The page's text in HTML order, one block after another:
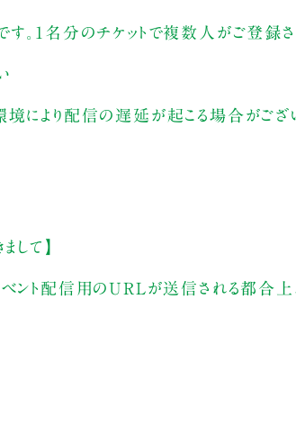
す。1名分のチケットで複数人がご登録
により配信の遅延が起こる場合がござ
して】
ント配信用のURLが送信される都合上